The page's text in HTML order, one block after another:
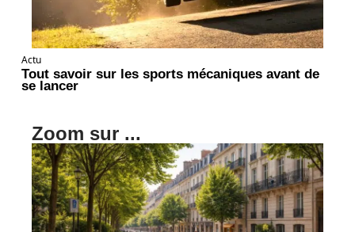
Actu
Tout savoir sur les sports mécaniques avant de
se lancer
Zoom sur ...